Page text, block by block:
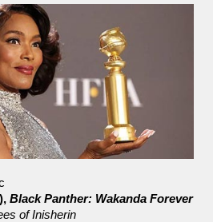
Black Panther: Wakanda Forever
of Inisherin